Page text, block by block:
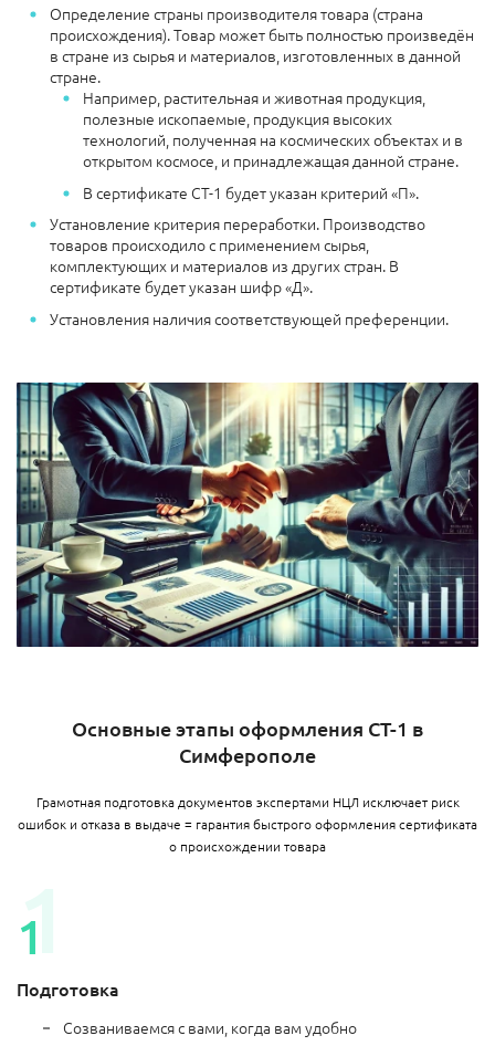
Определение страны производителя товара (страна
происхождения). Товар может быть полностью произведён
в стране из сырья и материалов, изготовленных в данной
стране.
Например, растительная и животная продукция,
полезные ископаемые, продукция высоких
технологий, полученная на космических объектах и в
открытом космосе, и принадлежащая данной стране.
В сертификате СТ-1 будет указан критерий «П».
Установление критерия переработки. Производство
товаров происходило с применением сырья,
комплектующих и материалов из других стран. В
сертификате будет указан шифр «Д».
Установления наличия соответствующей преференции.
Основные этапы оформления СТ-1 в
Симферополе
Грамотная подготовка документов экспертами НЦЛ исключает риск
ошибок и отказа в выдаче = гарантия быстрого оформления сертификата
о происхождении товара
Подготовка
Созваниваемся с вами, когда вам удобно